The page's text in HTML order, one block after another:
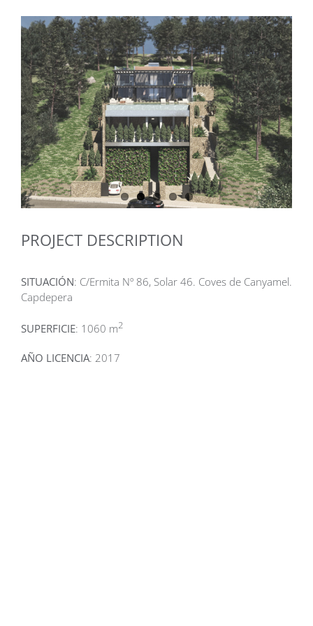
PROJECT DESCRIPTION
SITUACIÓN: C/Ermita Nº 86, Solar 46. Coves de Canyamel.
Capdepera
SUPERFICIE: 1060 m2
AÑO LICENCIA: 2017